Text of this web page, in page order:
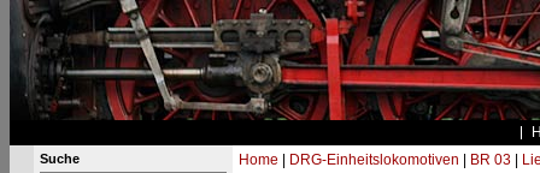
Suche Home DRG-Einheitslokomotiven BR 03|